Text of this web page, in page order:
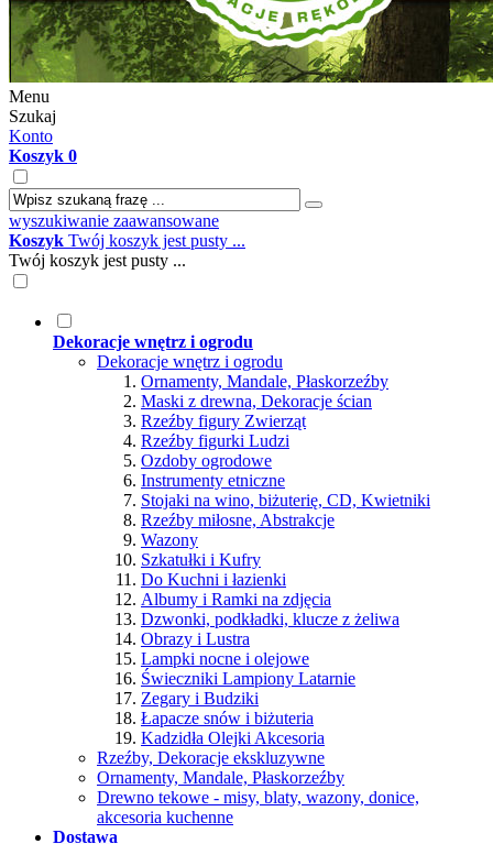
Menu
Szukaj
Konto
Koszyk 0
wyszukiwanie zaawansowane
Koszyk Twój koszyk jest pusty ...
Twój koszyk jest pusty ...
Dekoracje wnętrz i ogrodu
Dekoracje wnętrz i ogrodu
Ornamenty, Mandale, Płaskorzeźby
Maski z drewna, Dekoracje ścian
Rzeźby figury Zwierząt
Rzeźby figurki Ludzi
Ozdoby ogrodowe
Instrumenty etniczne
Stojaki na wino, biżuterię, CD, Kwietniki
Rzeźby miłosne, Abstrakcje
Wazony
Szkatułki i Kufry
Do Kuchni i łazienki
Albumy i Ramki na zdjęcia
Dzwonki, podkładki, klucze z żeliwa
Obrazy i Lustra
Lampki nocne i olejowe
Świeczniki Lampiony Latarnie
Zegary i Budziki
Łapacze snów i biżuteria
Kadzidła Olejki Akcesoria
Rzeźby, Dekoracje ekskluzywne
Ornamenty, Mandale, Płaskorzeźby
Drewno tekowe - misy, blaty, wazony, donice,
akcesoria kuchenne
Dostawa